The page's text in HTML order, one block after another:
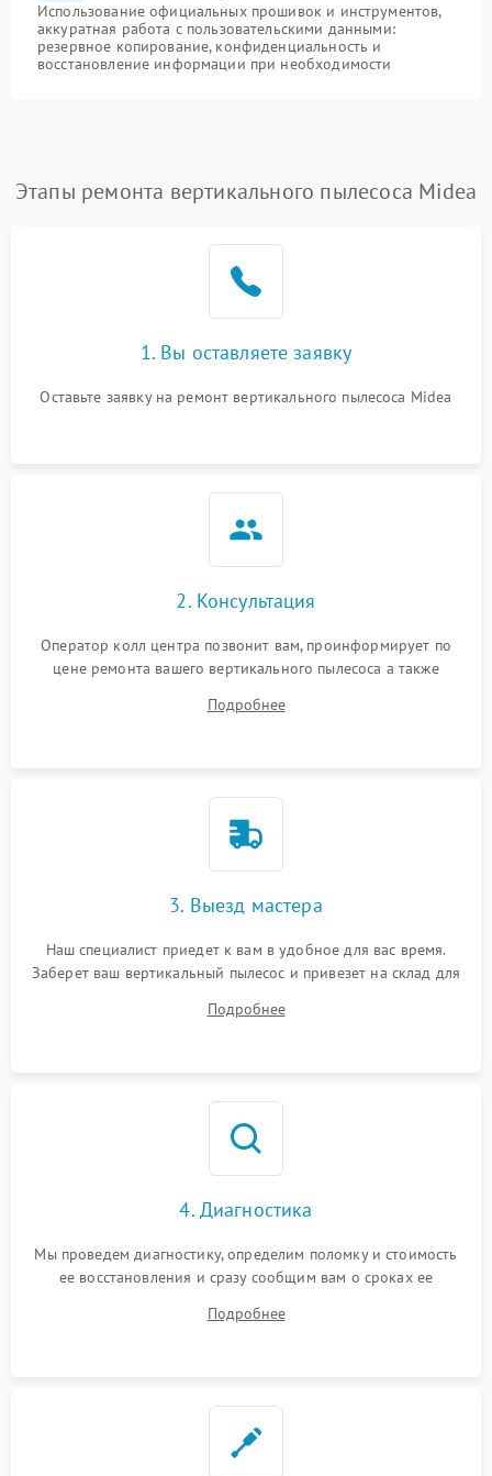
Использование официальных прошивок и инструментов,
аккуратная работа с пользовательскими данными:
резервное копирование, конфиденциальность и
восстановление информации при необходимости
Этапы ремонта вертикального пылесоса Midea
1. Вы оставляете заявку
Оставьте заявку на ремонт вертикального пылесоса Midea
2. Консультация
Оператор колл центра позвонит вам, проинформирует по
цене ремонта вашего вертикального пылесоса а также
Подробнее
3. Выезд мастера
Наш специалист приедет к вам в удобное для вас время.
Заберет ваш вертикальный пылесос и привезет на склад для
Подробнее
4. Диагностика
Мы проведем диагностику, определим поломку и стоимость
ее восстановления и сразу сообщим вам о сроках ее
Подробнее